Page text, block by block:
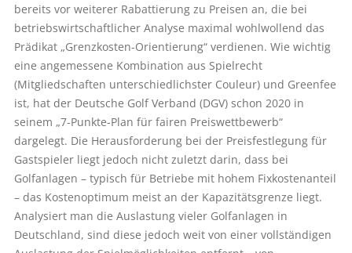
bereits vor weiterer Rabattierung zu Preisen an, die bei
betriebswirtschaftlicher Analyse maximal wohlwollend das
Prädikat „Grenzkosten-Orientierung“ verdienen. Wie wichtig
eine angemessene Kombination aus Spielrecht
(Mitgliedschaften unterschiedlichster Couleur) und Greenfee
ist, hat der Deutsche Golf Verband (DGV) schon 2020 in
seinem „7-Punkte-Plan für fairen Preiswettbewerb“
dargelegt. Die Herausforderung bei der Preisfestlegung für
Gastspieler liegt jedoch nicht zuletzt darin, dass bei
Golfanlagen – typisch für Betriebe mit hohem Fixkostenanteil
– das Kostenoptimum meist an der Kapazitätsgrenze liegt.
Analysiert man die Auslastung vieler Golfanlagen in
Deutschland, sind diese jedoch weit von einer vollständigen